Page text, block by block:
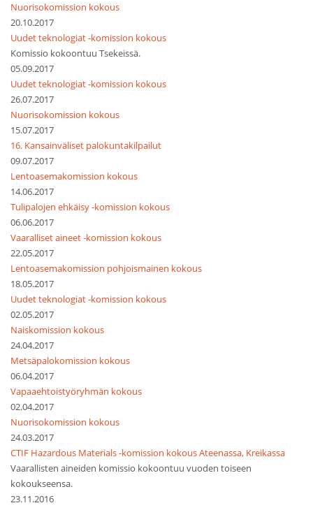
Nuorisokomission kokous
20.10.2017
Uudet teknologiat -komission kokous
Komissio kokoontuu Tsekeissä.
05.09.2017
Uudet teknologiat -komission kokous
26.07.2017
Nuorisokomission kokous
15.07.2017
16. Kansainväliset palokuntakilpailut
09.07.2017
Lentoasemakomission kokous
14.06.2017
Tulipalojen ehkäisy -komission kokous
06.06.2017
Vaaralliset aineet -komission kokous
22.05.2017
Lentoasemakomission pohjoismainen kokous
18.05.2017
Uudet teknologiat -komission kokous
02.05.2017
Naiskomission kokous
24.04.2017
Metsäpalokomission kokous
06.04.2017
Vapaaehtoistyöryhmän kokous
02.04.2017
Nuorisokomission kokous
24.03.2017
CTIF Hazardous Materials -komission kokous Ateenassa, Kreikassa
Vaarallisten aineiden komissio kokoontuu vuoden toiseen
kokoukseensa.
23.11.2016